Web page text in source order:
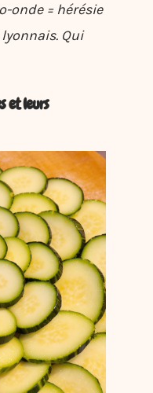
onde = hérésie
Qui
et leurs